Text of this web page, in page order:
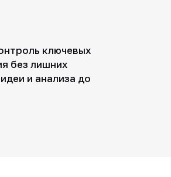
ключевых
без лишних
и анализа до